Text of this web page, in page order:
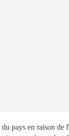
pays en raison de